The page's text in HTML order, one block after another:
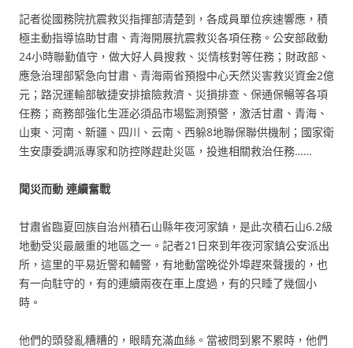
記者從國務院抗震救災指揮部清楚到，各成員單位疾速響應，積
極主動指導協助甘肅、青海開展抗震救災各項任務。公安部啟動
24小時聯勤值守，做大好人員搜救、災情核對等任務；財政部、
應急治理部緊急向甘肅、青海兩省預撥中心天然災害救災資金2億
元；路況運輸部敏捷安排搶險救濟、災損排查、保通保暢等各項
任務；商務部強化生涯必須品市場監測預警，激活甘肅、青海、
山東、河南、新疆、四川、云南、西躲8地聯保聯供機制；國家衛
生安康委調派專家和防控隊趕赴災區，投進相關救治任務……
聞災而動 連續奮戰
甘肅省臨夏回族自治州積石山縣年夜河家鎮，是此次積石山6.2級
地動受災最嚴重的地區之一。記者21日來到年夜河家鎮公安派出
所，這里的平易近警和輔警，有地動當晚從外埠趕來聲援的，也
有一向駐守的，有的連續兩夜在車上度過，有的只睡了幾個小
時。
他們的頭發亂糟糟的，眼睛充滿血絲。當被問到累不累時，他們